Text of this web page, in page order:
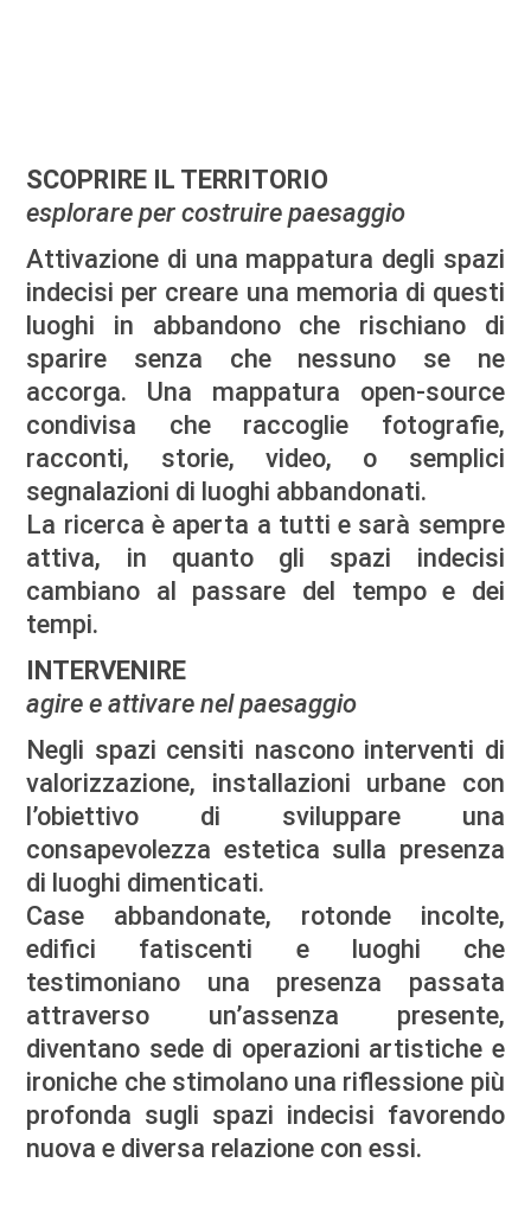
SCOPRIRE IL TERRITORIO
esplorare per costruire paesaggio
Attivazione di una mappatura degli spazi
indecisi per creare una memoria di questi
luoghi in abbandono che rischiano di
sparire senza che nessuno se ne
accorga. Una mappatura open-source
condivisa che raccoglie fotografie,
racconti, storie, video, o semplici
segnalazioni di luoghi abbandonati.
La ricerca è aperta a tutti e sarà sempre
attiva, in quanto gli spazi indecisi
cambiano al passare del tempo e dei
tempi.
INTERVENIRE
agire e attivare nel paesaggio
Negli spazi censiti nascono interventi di
valorizzazione, installazioni urbane con
l’obiettivo di sviluppare una
consapevolezza estetica sulla presenza
di luoghi dimenticati.
Case abbandonate, rotonde incolte,
edifici fatiscenti e luoghi che
testimoniano una presenza passata
attraverso un’assenza presente,
diventano sede di operazioni artistiche e
ironiche che stimolano una riflessione più
profonda sugli spazi indecisi favorendo
nuova e diversa relazione con essi.